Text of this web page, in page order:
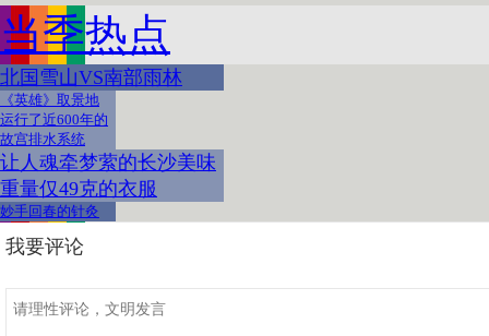
当季热点
北国雪山VS南部雨林
《英雄》取景地
运行了近600年的
故宫排水系统
让人魂牵梦萦的长沙美味
重量仅49克的衣服
妙手回春的针灸